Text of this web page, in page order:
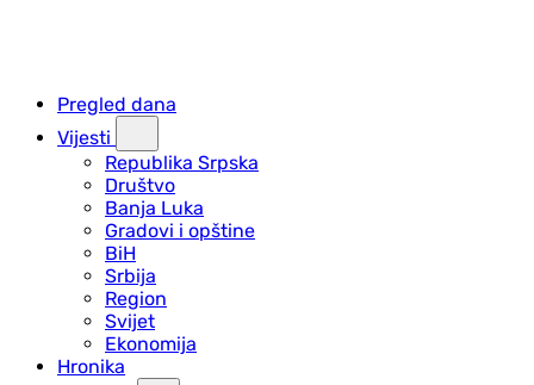
Pregled dana
Vijesti
Republika Srpska
Društvo
Banja Luka
Gradovi i opštine
BiH
Srbija
Region
Svijet
Ekonomija
Hronika